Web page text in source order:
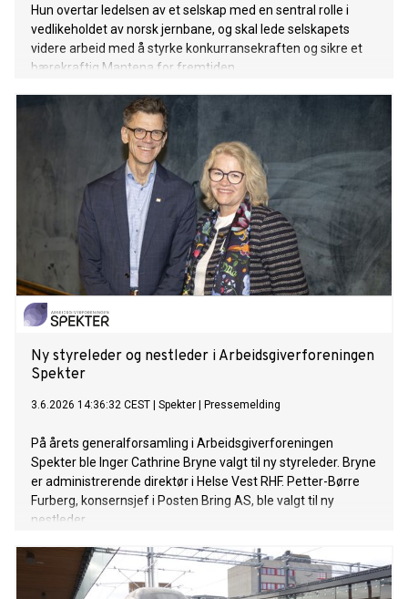
Hun overtar ledelsen av et selskap med en sentral rolle i
vedlikeholdet av norsk jernbane, og skal lede selskapets
videre arbeid med å styrke konkurransekraften og sikre et
bærekraftig Mantena for fremtiden.
Ny styreleder og nestleder i Arbeidsgiverforeningen
Spekter
3.6.2026 14:36:32 CEST Spekter Pressemelding
På årets generalforsamling i Arbeidsgiverforeningen
Spekter ble Inger Cathrine Bryne valgt til ny styreleder. Bryne
er administrerende direktør i Helse Vest RHF. Petter-Børre
Furberg, konsernsjef i Posten Bring AS, ble valgt til ny
nestleder.